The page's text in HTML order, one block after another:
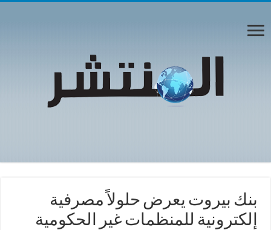
بنك بيروت يعرض حلولاً مصرفية
إلكترونية للمنظمات غير الحكومية